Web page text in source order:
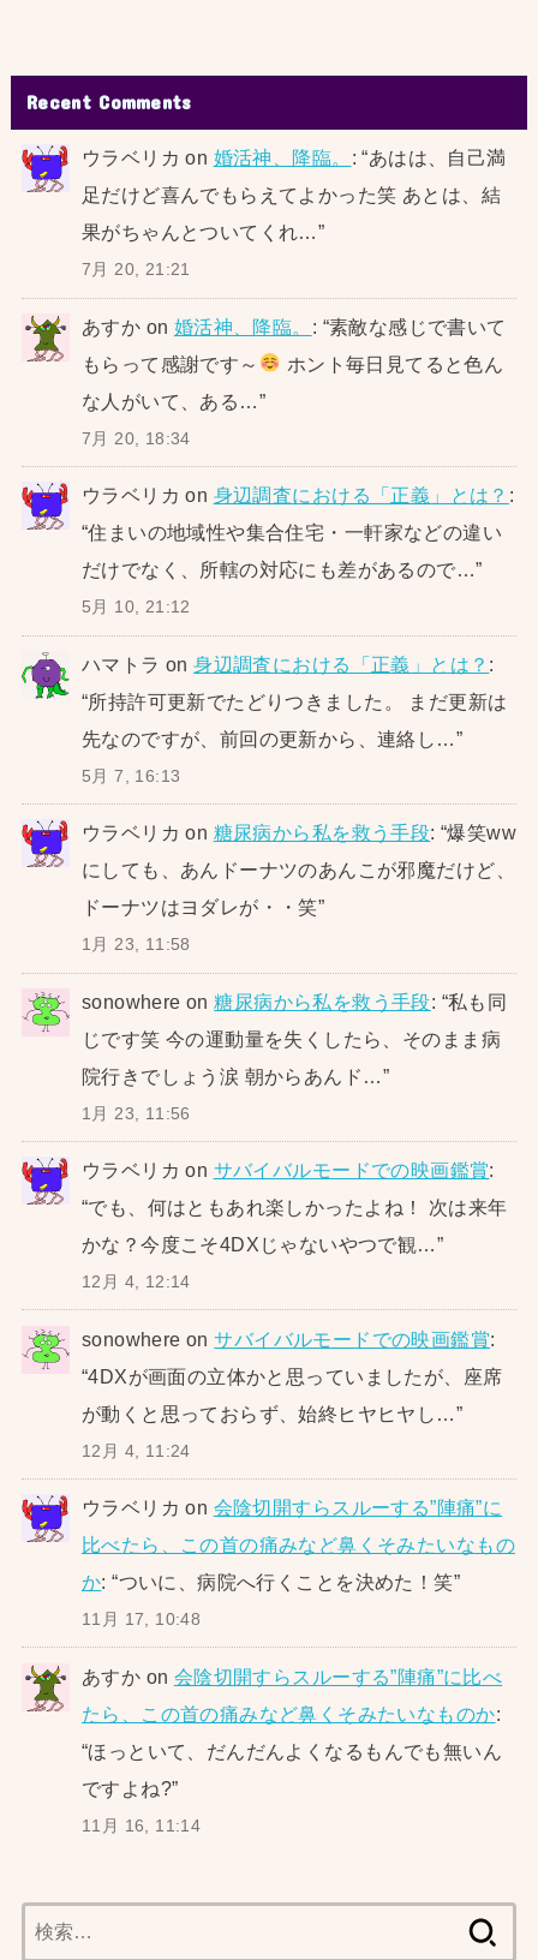
Recent Comments
ウラベリカ on 婚活神、降臨。 : “あはは、自己満
足だけど喜んでもらえてよかった笑 あとは、結
果がちゃんとついてくれ…”
7月 20, 21:21
あすか on 婚活神、降臨。 : “素敵な感じで書いて
もらって感謝です～
ホント毎日見てると色ん
な人がいて、ある…”
7月 20, 18:34
ウラベリカ on 身辺調査における「正義」とは？ :
“住まいの地域性や集合住宅・一軒家などの違い
だけでなく、所轄の対応にも差があるので…”
5月 10, 21:12
ハマトラ on身辺調査における「正義」とは？ :
“所持許可更新でたどりつきました。 まだ更新は
先なのですが、前回の更新から、連絡し…”
5月 7, 16:13
ウラベリカ on 糖尿病から私を救う手段: “爆笑ww
にしても、あんドーナツのあんこが邪魔だけど、
ドーナツはヨダレが・・笑”
1月 23, 11:58
sonowhere on糖尿病から私を救う手段: “私も同
じです笑 今の運動量を失くしたら、そのまま病
院行きでしょう涙 朝からあんド…”
1月 23, 11:56
ウラベリカ on サバイバルモードでの映画鑑賞:
“でも、何はともあれ楽しかったよね！ 次は来年
かな？今度こそ4DXじゃないやつで観…”
12月 4, 12:14
sonowhere onサバイバルモードでの映画鑑賞:
“4DXが画面の立体かと思っていましたが、座席
が動くと思っておらず、始終ヒヤヒヤし…”
12月 4, 11:24
ウラベリカ on 会陰切開すらスルーする”陣痛”に
比べたら、この首の痛みなど鼻くそみたいなもの
か: “ついに、病院へ行くことを決めた！笑”
11月 17, 10:48
あすか on 会陰切開すらスルーする”陣痛”に比べ
たら、この首の痛みなど鼻くそみたいなものか:
“ほっといて、だんだんよくなるもんでも無いん
ですよね?”
11月 16, 11:14